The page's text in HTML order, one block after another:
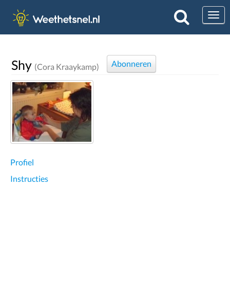
Shy (Cora Kraaykamp) Abonneren
Profiel
Instructies